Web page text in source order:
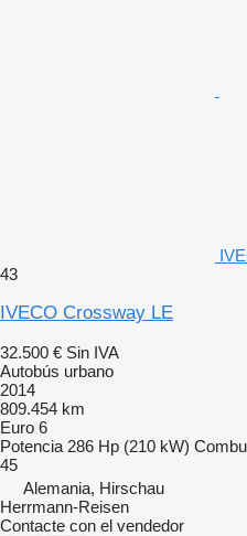
43
IVECO Crossway LE
32.500 € Sin IVA
Autobús urbano
2014
809.454 km
Euro 6
Potencia 286 Hp (210 kW)
45
Alemania, Hirschau
Herrmann-Reisen
Contacte con el vendedor